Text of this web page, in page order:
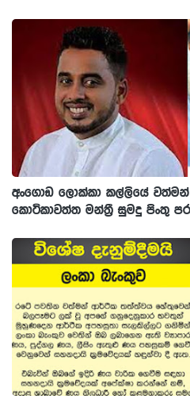
අංගොඩ ලොක්කා කල්ලියේ
කොටිකාවත්ත මන්ත්‍රී සුමදු පිංතු